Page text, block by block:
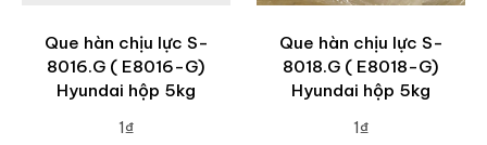
Que hàn chịu lực S-
8016.G ( E8016-G)
Hyundai hộp 5kg
1₫
Que hàn chịu lực S-
8018.G ( E8018-G)
Hyundai hộp 5kg
1₫